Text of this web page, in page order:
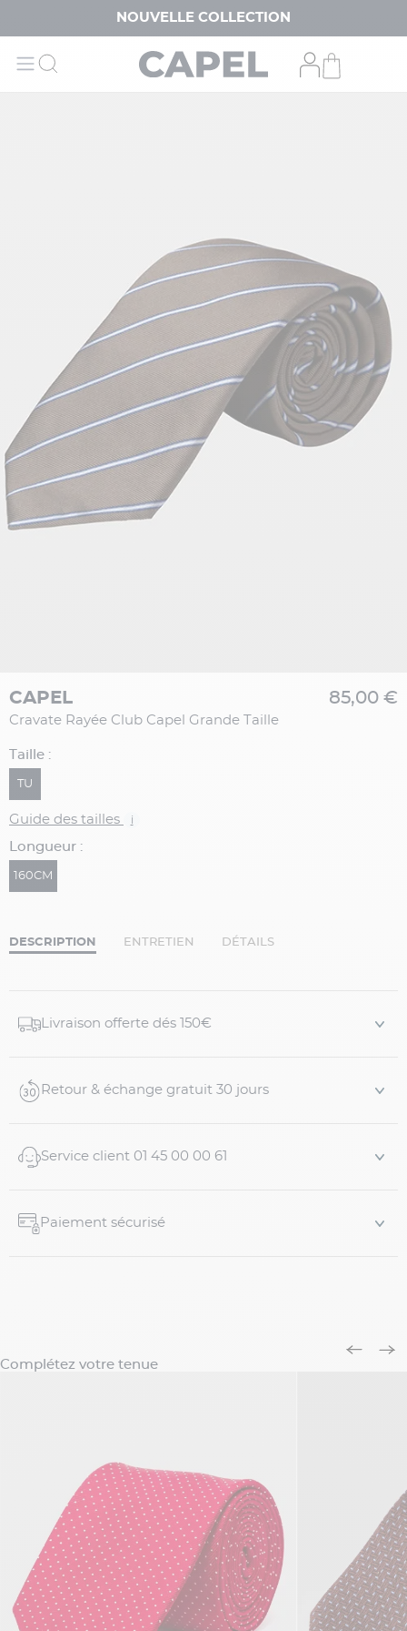
NOUVELLE COLLECTION
CAPEL
Cravate Rayée Club Capel Grande Taille
85,00 €
Taille :
TU
Guide des tailles i
Longueur :
160CM
DESCRIPTION ENTRETIEN DÉTAILS
Livraison offerte dés 150€
Retour & échange gratuit 30 jours
Service client 01 45 00 00 61
Paiement sécurisé
Complétez votre tenue